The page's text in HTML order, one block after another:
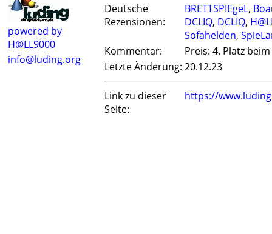
powered by
H@LL9000
info@luding.org
Deutsche
Rezensionen:
BRETTSPIEgeL,
DCLIQ, DCLIQ,
Sofahelden,
Kommentar:
Preis: 4. Platz
Letzte Änderung: 20.12.23
Link zu dieser
Seite:
https://